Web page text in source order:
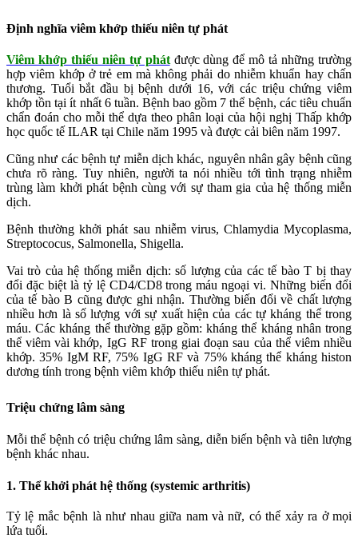
Định nghĩa viêm khớp thiếu niên tự phát
Viêm khớp thiếu niên tự phátđược dùng để mô tả những trường
hợp viêm khớp ở trẻ em mà không phải do nhiễm khuẩn hay chấn
thương. Tuổi bắt đầu bị bệnh dưới 16, với các triệu chứng viêm
khớp tồn tại ít nhất 6 tuần. Bệnh bao gồm 7 thể bệnh, các tiêu chuẩn
chẩn đoán cho mỗi thể dựa theo phân loại của hội nghị Thấp khớp
học quốc tế ILAR tại Chile năm 1995 và được cải biên năm 1997.
Cũng như các bệnh tự miễn dịch khác, nguyên nhân gây bệnh cũng
chưa rõ ràng. Tuy nhiên, người ta nói nhiều tới tình trạng nhiễm
trùng làm khởi phát bệnh cùng với sự tham gia của hệ thống miễn
dịch.
Bệnh thường khởi phát sau nhiễm virus, Chlamydia Mycoplasma,
Streptococus, Salmonella, Shigella.
Vai trò của hệ thống miễn dịch: số lượng của các tế bào T bị thay
đổi đặc biệt là tỷ lệ CD4/CD8 trong máu ngoại vi. Những biến đổi
của tế bào B cũng được ghi nhận. Thường biến đổi về chất lượng
nhiều hơn là số lượng với sự xuất hiện của các tự kháng thể trong
máu. Các kháng thể thường gặp gồm: kháng thể kháng nhân trong
thể viêm vài khớp, IgG RF trong giai đoạn sau của thể viêm nhiều
khớp. 35% IgM RF, 75% IgG RF và 75% kháng thể kháng histon
dương tính trong bệnh viêm khớp thiếu niên tự phát.
Triệu chứng lâm sàng
Mỗi thể bệnh có triệu chứng lâm sàng, diễn biến bệnh và tiên lượng
bệnh khác nhau.
1. Thể khởi phát hệ thống (systemic arthritis)
Tỷ lệ mắc bệnh là như nhau giữa nam và nữ, có thể xảy ra ở mọi
lứa tuổi.